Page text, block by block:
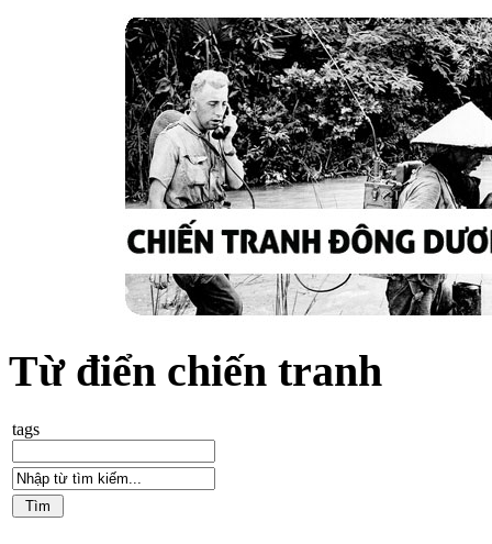
Từ điển chiến tranh
tags